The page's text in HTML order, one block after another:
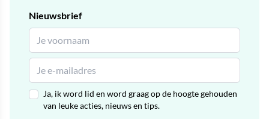
Nieuwsbrief
Ja, ik word lid en word graag op de hoogte gehouden
van leuke acties, nieuws en tips.